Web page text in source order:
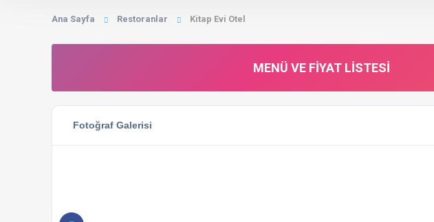
Ana Sayfa Restoranlar Kitap Evi Otel
MENÜ VE FIYAT LISTESI
Fotoğraf Galerisi